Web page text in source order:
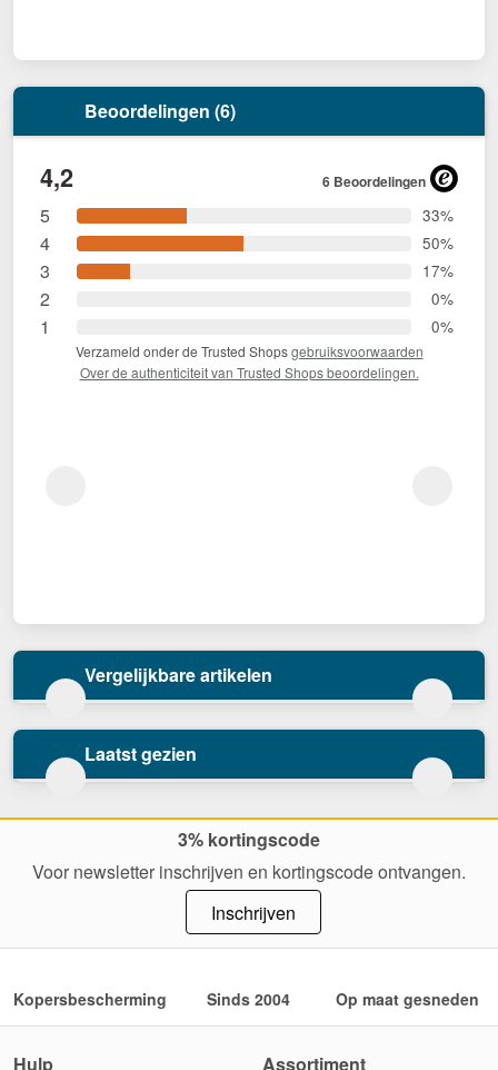
Beoordelingen (6)
4,2 6 Beoordelingen
5 33%
4 50%
3 17%
2 0%
1 0%
Verzameld onder de Trusted Shopsgebruiksvoorwaarden
Over de authenticiteit van Trusted Shops beoordelingen.
Vergelijkbare artikelen
Laatst gezien
3% kortingscode
Voor newsletter inschrijven en kortingscode ontvangen.
Inschrijven
Kopersbescherming Sinds 2004 Op maat gesneden
Hulp
Assortiment